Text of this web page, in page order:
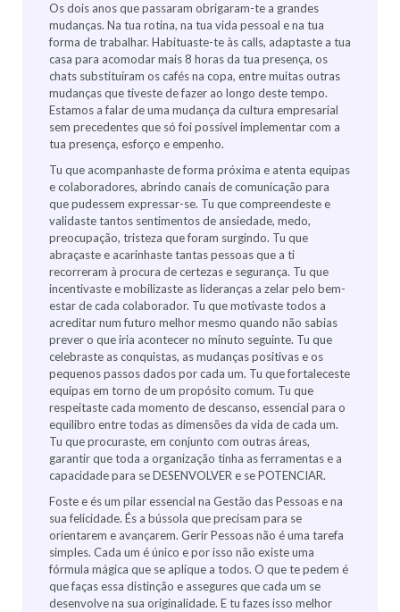
Os dois anos que passaram obrigaram-te a grandes
mudanças. Na tua rotina, na tua vida pessoal e na tua
forma de trabalhar. Habituaste-te às calls, adaptaste a tua
casa para acomodar mais 8 horas da tua presença, os
chats substituíram os cafés na copa, entre muitas outras
mudanças que tiveste de fazer ao longo deste tempo.
Estamos a falar de uma mudança da cultura empresarial
sem precedentes que só foi possível implementar com a
tua presença, esforço e empenho.
Tu que acompanhaste de forma próxima e atenta equipas
e colaboradores, abrindo canais de comunicação para
que pudessem expressar-se. Tu que compreendeste e
validaste tantos sentimentos de ansiedade, medo,
preocupação, tristeza que foram surgindo. Tu que
abraçaste e acarinhaste tantas pessoas que a ti
recorreram à procura de certezas e segurança. Tu que
incentivaste e mobilizaste as lideranças a zelar pelo bem-
estar de cada colaborador. Tu que motivaste todos a
acreditar num futuro melhor mesmo quando não sabias
prever o que iria acontecer no minuto seguinte. Tu que
celebraste as conquistas, as mudanças positivas e os
pequenos passos dados por cada um. Tu que fortaleceste
equipas em torno de um propósito comum. Tu que
respeitaste cada momento de descanso, essencial para o
equilibro entre todas as dimensões da vida de cada um.
Tu que procuraste, em conjunto com outras áreas,
garantir que toda a organização tinha as ferramentas e a
capacidade para se DESENVOLVER e se POTENCIAR.
Foste e és um pilar essencial na Gestão das Pessoas e na
sua felicidade. És a bússola que precisam para se
orientarem e avançarem. Gerir Pessoas não é uma tarefa
simples. Cada um é único e por isso não existe uma
fórmula mágica que se aplique a todos. O que te pedem é
que faças essa distinção e assegures que cada um se
desenvolve na sua originalidade. E tu fazes isso melhor